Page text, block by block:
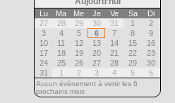
Lu Ma Me Je Ve Sa
Di
27
28 29 30 31 1
2
3
4 5 6 7 8
9
10
11 12 13 14 15
16
17
18 19 20 21 22
23
24
25 26 27 28 29
30
31
1 2 3 4 5 6
Aucun évènement à venir les 6
prochains mois